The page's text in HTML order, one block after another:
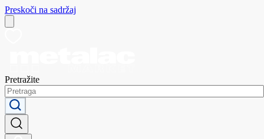
Preskoči na sadržaj
Pretražite